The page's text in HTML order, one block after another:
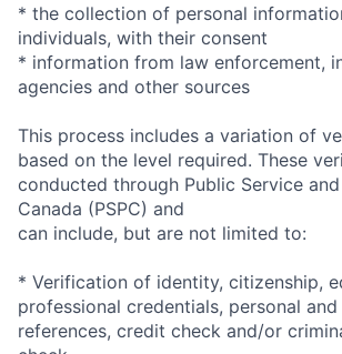
* the collection of personal
individuals, with their consent
* information from law enforcement,
agencies and other sources
This process includes a variation of
based on the level required. These
conducted through Public Service
Canada (PSPC) and
can include, but are not limited to:
* Verification of identity, citizenship,
professional credentials, personal
references, credit check and/or